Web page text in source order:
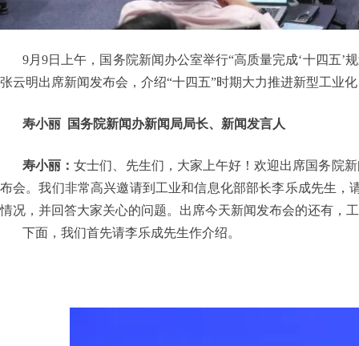
9月9日上午，国务院新闻办公室举行“高质量完成‘十四五
张云明出席新闻发布会，介绍“十四五”时期大力推进新型工业
寿小丽 国务院新闻办新闻局局长、新闻发言人
寿小丽：女士们、先生们，大家上午好！欢迎出席国务院
布会。我们非常高兴邀请到工业和信息化部部长李乐成先生，
情况，并回答大家关心的问题。出席今天新闻发布会的还有，
下面，我们首先请李乐成先生作介绍。